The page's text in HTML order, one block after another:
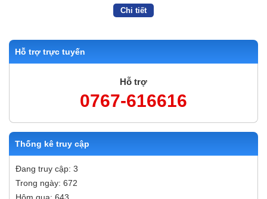
Chi tiết
Hỗ trợ trực tuyến
Hỗ trợ
0767-616616
Thống kê truy cập
Đang truy cập: 3
Trong ngày: 672